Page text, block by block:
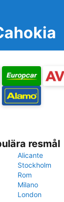
resmål
Alicante
Stockholm
Rom
Milano
London